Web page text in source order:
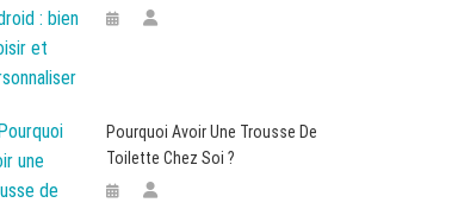
Pourquoi Avoir Une Trousse De
Toilette Chez Soi ?